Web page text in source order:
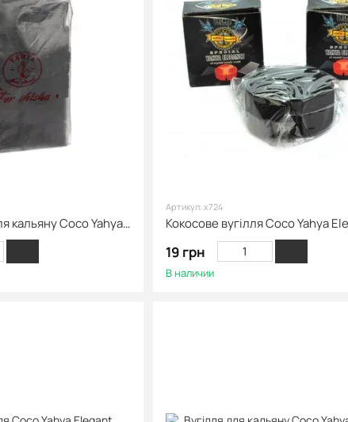
Вугілля кокосове для кальяну Coco Yahya Asseel без уп., 1кг
Артикул: х724
19 грн
В наличии